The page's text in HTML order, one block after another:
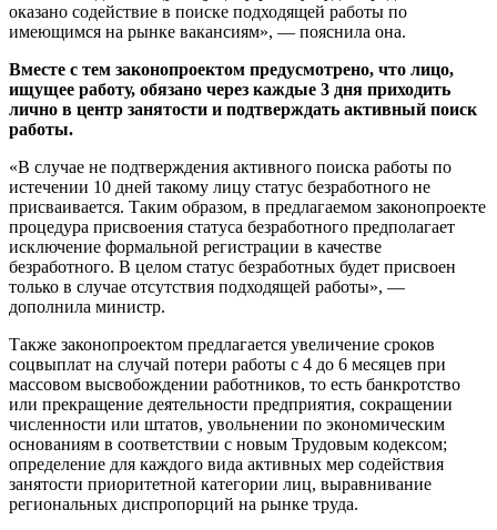
оказано содействие в поиске подходящей работы по
имеющимся на рынке вакансиям», — пояснила она.
Вместе с тем законопроектом предусмотрено, что лицо,
ищущее работу, обязано через каждые 3 дня приходить
лично в центр занятости и подтверждать активный поиск
работы.
«В случае не подтверждения активного поиска работы по
истечении 10 дней такому лицу статус безработного не
присваивается. Таким образом, в предлагаемом законопроекте
процедура присвоения статуса безработного предполагает
исключение формальной регистрации в качестве
безработного. В целом статус безработных будет присвоен
только в случае отсутствия подходящей работы», —
дополнила министр.
Также законопроектом предлагается увеличение сроков
соцвыплат на случай потери работы с 4 до 6 месяцев при
массовом высвобождении работников, то есть банкротство
или прекращение деятельности предприятия, сокращении
численности или штатов, увольнении по экономическим
основаниям в соответствии с новым Трудовым кодексом;
определение для каждого вида активных мер содействия
занятости приоритетной категории лиц, выравнивание
региональных диспропорций на рынке труда.